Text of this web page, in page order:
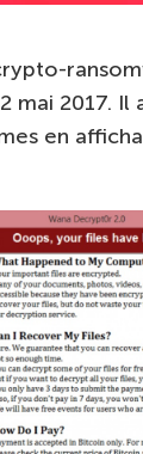
mai 2017. Il
en